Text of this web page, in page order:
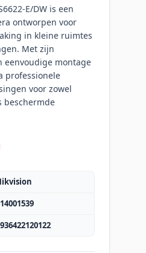
E/DW is een
ontworpen voor
in kleine ruimtes
Met zijn
eenvoudige montage
professionele
voor zowel
beschermde